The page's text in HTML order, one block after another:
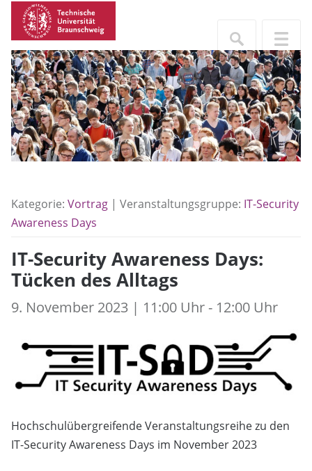
Kategorie: Vortrag | Veranstaltungsgruppe: IT-Security
Awareness Days
IT-Security Awareness Days:
Tücken des Alltags
9. November 2023 | 11:00 Uhr - 12:00 Uhr
Hochschulübergreifende Veranstaltungsreihe zu den
IT-Security Awareness Days im November 2023